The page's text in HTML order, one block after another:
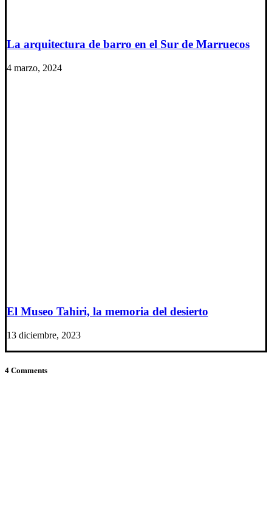
La arquitectura de barro en el Sur de Marruecos
4 marzo, 2024
El Museo Tahiri, la memoria del desierto
13 diciembre, 2023
4 Comments